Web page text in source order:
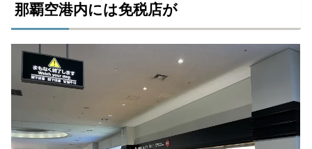
那覇空港内には免税店が